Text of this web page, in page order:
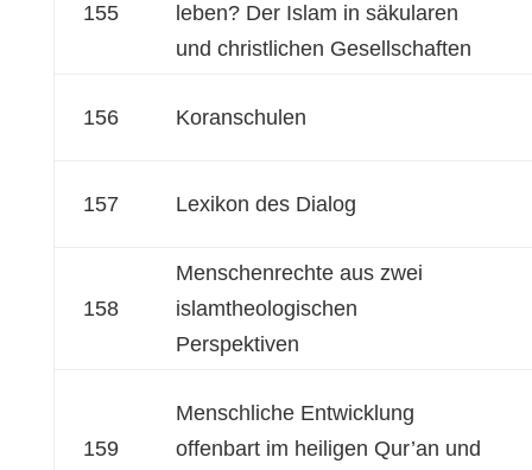
155
leben? Der Islam in säkularen
und christlichen Gesellschaften
156 Koranschulen
157 Lexikon des Dialog
158
Menschenrechte aus zwei
islamtheologischen
Perspektiven
159
Menschliche Entwicklung
offenbart im heiligen Qur’an und